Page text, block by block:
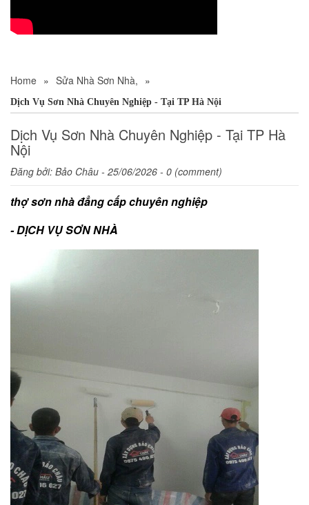
Home » Sửa Nhà Sơn Nhà, »
Dịch Vụ Sơn Nhà Chuyên Nghiệp - Tại TP Hà Nội
Dịch Vụ Sơn Nhà Chuyên Nghiệp - Tại TP Hà
Nội
Đăng bởi: Bảo Châu - 25/06/2026 - 0 (comment)
thợ sơn nhà đẳng cấp chuyên nghiệp
- DỊCH VỤ SƠN NHÀ